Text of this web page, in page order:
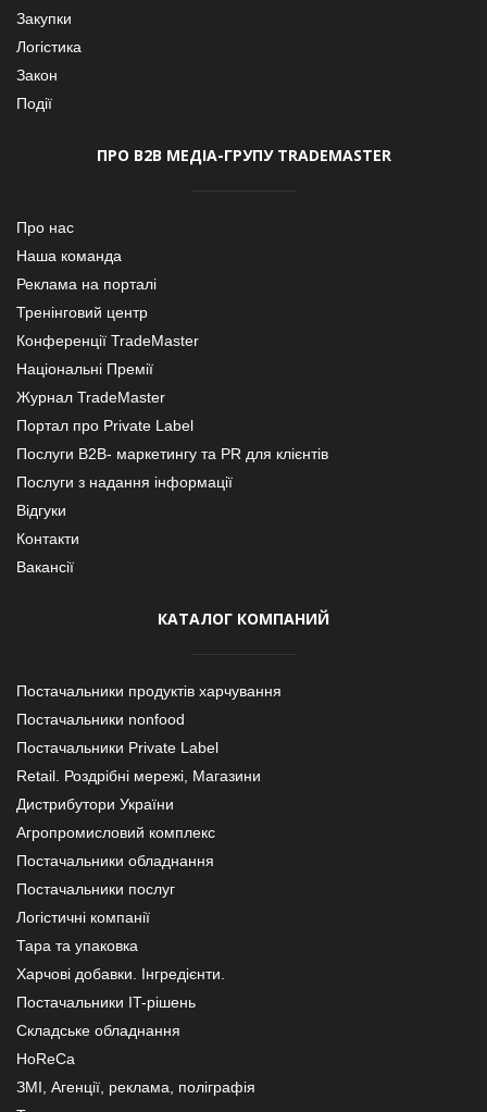
Закупки
Логістика
Закон
Події
ПРО В2В МЕДІА-ГРУПУ TRADEMASTER
Про нас
Наша команда
Реклама на порталі
Тренінговий центр
Конференції TradeMaster
Національні Премії
Журнал TradeMaster
Портал про Private Label
Послуги В2В- маркетингу та PR для клієнтів
Послуги з надання інформації
Відгуки
Контакти
Вакансії
КАТАЛОГ КОМПАНИЙ
Постачальники продуктів харчування
Постачальники nonfood
Постачальники Private Label
Retail. Роздрібні мережі, Магазини
Дистрибутори України
Агропромисловий комплекс
Постачальники обладнання
Постачальники послуг
Логістичні компанії
Тара та упаковка
Харчові добавки. Інгредієнти.
Постачальники IT-рішень
Складське обладнання
HoReCa
ЗМІ, Агенції, реклама, поліграфія